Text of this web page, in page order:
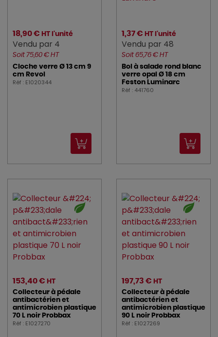
CRUSHGRIND (3)
DALEBROOK (11)
DE_BUYER (1)
Dudson_1800 (21)
DURALEX (13)
earthessentials (3)
eclatdefrance (2)
essentialcollection (6)
ETERNUM (20)
FAIRY (1)
18,90 € HT l'unité
Vendu par 4
Soit 75,60 € HT
Cloche verre Ø 13 cm 9
cm Revol
Réf : E1020344
1,37 € HT l'unité
Vendu par 48
Soit 65,76 € HT
Bol à salade rond blanc
verre opal Ø 18 cm
Feston Luminarc
Réf : 441760
153,40 € HT
Collecteur à pédale
antibactérien et
antimicrobien plastique
70 L noir Probbax
Réf : E1027270
197,73 € HT
Collecteur à pédale
antibactérien et
antimicrobien plastique
90 L noir Probbax
Réf : E1027269